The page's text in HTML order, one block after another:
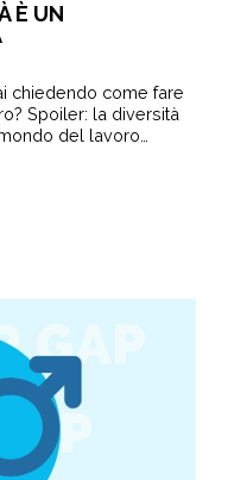
È UN
chiedendo come fare
Spoiler: la diversità
del lavoro…